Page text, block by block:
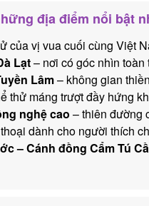
địa điểm nổi bật
của vị vua cuối cùng Việt
Lạt– nơi có góc nhìn
Lâm– không gian
thử máng trượt đầy hứng
nghệ cao – thiên đường
dành cho người thích
– Cánh đồng Cẩm Tú